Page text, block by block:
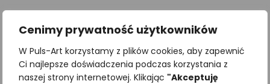
Cenimy prywatność użytkowników
W Puls-Art korzystamy z plików cookies, aby zapewnić
Ci najlepsze doświadczenia podczas korzystania z
naszej strony internetowej. Klikając "Akceptuję
Podobne produkty